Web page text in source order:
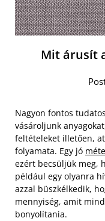
Mit árusít
Nagyon fontos
vásároljunk
feltételeket illetően,
folyamata. Egy jó
ezért becsüljük meg,
például egy olyanra
azzal büszkélkedik,
mennyiség, amit
bonyolítania.